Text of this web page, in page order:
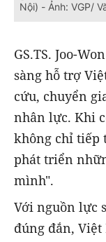
Nội) - Ảnh: VGP/
GS.TS. Joo-
sàng hỗ trợ
cứu, chuyển
nhân lực. Khi
không chỉ tiếp
phát triển
mình".
Với nguồn lực
đúng đắn,